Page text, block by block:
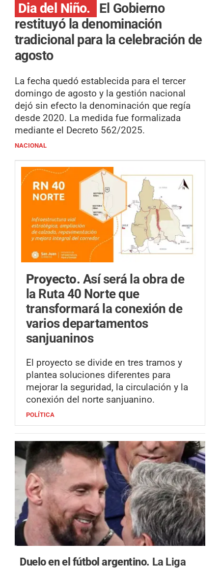
Dia del Niño.
El Gobierno
restituyó la denominación
tradicional para la celebración de
agosto
La fecha quedó establecida para el tercer
domingo de agosto y la gestión nacional
dejó sin efecto la denominación que regía
desde 2020. La medida fue formalizada
mediante el Decreto 562/2025.
NACIONAL
Proyecto. Así será la obra de
la Ruta 40 Norte que
transformará la conexión de
varios departamentos
sanjuaninos
El proyecto se divide en tres tramos y
plantea soluciones diferentes para
mejorar la seguridad, la circulación y la
conexión del norte sanjuanino.
POLÍTICA
Duelo en el fútbol argentino. La Liga